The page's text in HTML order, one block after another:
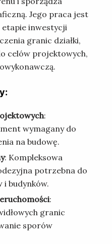
Jego praca jest
etapie inwestycji
granic działki,
celów projektowych,
:
wymagany do
na budowę.
: Kompleksowa
potrzebna do
budynków.
:
granic
sporów